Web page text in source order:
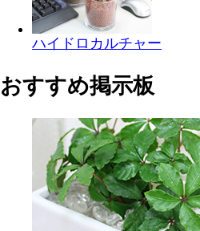
ハイドロカルチャー
おすすめ掲示板